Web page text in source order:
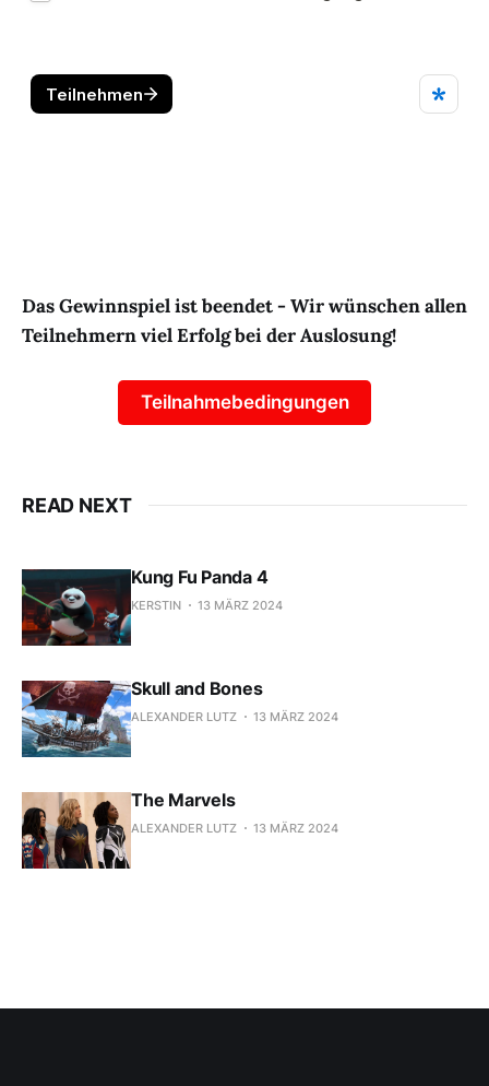
Das Gewinnspiel ist beendet - Wir wünschen allen
Teilnehmern viel Erfolg bei der Auslosung!
Teilnahmebedingungen
READ NEXT
Kung Fu Panda 4
KERSTIN 13 MÄRZ 2024
Skull and Bones
ALEXANDER LUTZ 13 MÄRZ 2024
The Marvels
ALEXANDER LUTZ 13 MÄRZ 2024